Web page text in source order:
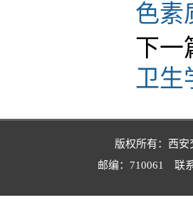
色素
下一
卫生
版权所有：西安
邮编：710061 联